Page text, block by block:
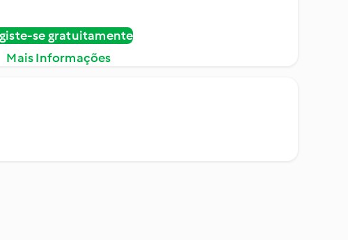
se gratuitamente
Mais Informações